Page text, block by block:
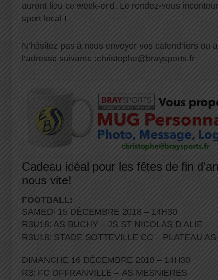
auront lieu ce week-end. Le rendez-vous
sport local !
N’hésitez pas à nous envoyer vos calendriers ou
l’adresse suivante :christophe@braysports.fr
Cadeau idéal pour les fêtes de fin
nous vite!
FOOTBALL:
SAMEDI 15 DÉCEMBRE 2018 – 14H30
R3U18: AS BUCHY – JS ST NICOLAS D ALIE
R3U18: STADE SOTTEVILLE CC – PLATEAU AS
DIMANCHE 16 DÉCEMBRE 2018 – 14H30
R3: FC OFFRANVILLE – AS MESNIERES